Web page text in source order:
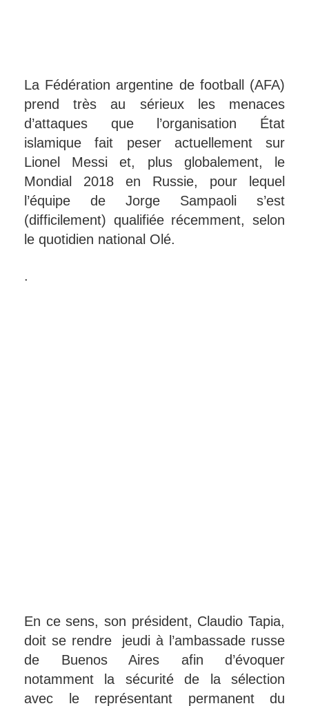
La Fédération argentine de football (AFA)
prend très au sérieux les menaces
d’attaques que l’organisation État
islamique fait peser actuellement sur
Lionel Messi et, plus globalement, le
Mondial 2018 en Russie, pour lequel
l’équipe de Jorge Sampaoli s’est
(difficilement) qualifiée récemment, selon
le quotidien national Olé.
.
En ce sens, son président, Claudio Tapia,
doit se rendre jeudi à l’ambassade russe
de Buenos Aires afin d’évoquer
notamment la sécurité de la sélection
avec le représentant permanent du